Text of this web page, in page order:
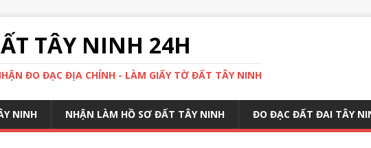
TÂY NINH 24H
ĐO ĐẠC ĐỊA CHÍNH - LÀM GIẤY TỜ ĐẤT TÂY NINH
NINH NHẬN LÀM HỒ SƠ ĐẤT TÂY NINH ĐO ĐẠC ĐẤT ĐAI TÂY